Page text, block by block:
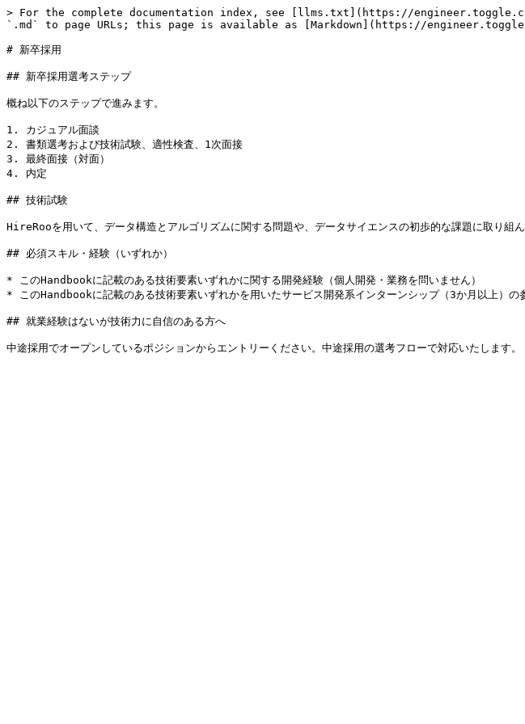
> For the complete documentation index, see [llms.txt](https://
`.md` to page URLs; this page is available as [Markdown](https://
# 新卒採用
## 新卒採用選考ステップ
概ね以下のステップで進みます。
1. カジュアル面談
2. 書類選考および技術試験、適性検査、1次面接
3. 最終面接（対面）
4. 内定
## 技術試験
HireRooを用いて、データ構造とアルゴリズムに関する問題や、データサイエンスの初歩的な課題に取り組ん
## 必須スキル・経験（いずれか）
* このHandbookに記載のある技術要素いずれかに関する開発経験（個人開発・業務を問いません）
* このHandbookに記載のある技術要素いずれかを用いたサービス開発系インターンシップ（3か月以上）の
## 就業経験はないが技術力に自信のある方へ